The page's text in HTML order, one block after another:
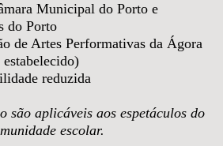
Municipal do Porto e
do Porto
de Artes Performativas da Ágora
reduzida
são aplicáveis aos espetáculos do
escolar.